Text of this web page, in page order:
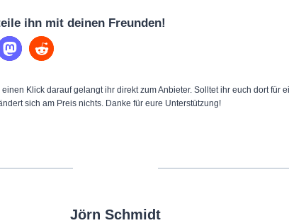
ihn mit deinen Freunden!
Klick darauf gelangt ihr direkt zum Anbieter. Solltet ihr euch dort für
sich am Preis nichts. Danke für eure Unterstützung!
Jörn Schmidt